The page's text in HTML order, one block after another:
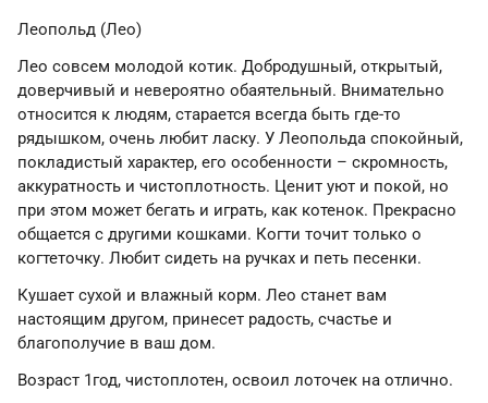
Леопольд (Лео)
Лео совсем молодой котик. Добродушный, открытый,
доверчивый и невероятно обаятельный. Внимательно
относится к людям, старается всегда быть где-то
рядышком, очень любит ласку. У Леопольда спокойный,
покладистый характер, его особенности – скромность,
аккуратность и чистоплотность. Ценит уют и покой, но
при этом может бегать и играть, как котенок. Прекрасно
общается с другими кошками. Когти точит только о
когтеточку. Любит сидеть на ручках и петь песенки.
Кушает сухой и влажный корм. Лео станет вам
настоящим другом, принесет радость, счастье и
благополучие в ваш дом.
Возраст 1год, чистоплотен, освоил лоточек на отлично.